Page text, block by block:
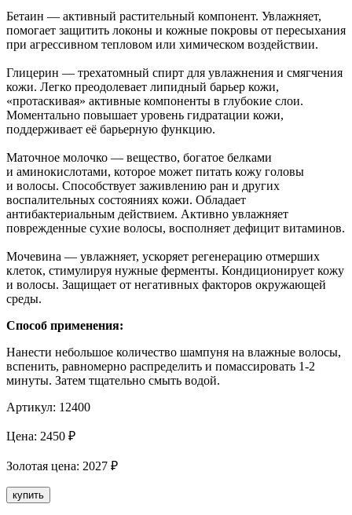
Бетаин — активный растительный компонент. Увлажняет,
помогает защитить локоны и кожные покровы от пересыхания
при агрессивном тепловом или химическом воздействии.
Глицерин — трехатомный спирт для увлажнения и смягчения
кожи. Легко преодолевает липидный барьер кожи,
«протаскивая» активные компоненты в глубокие слои.
Моментально повышает уровень гидратации кожи,
поддерживает её барьерную функцию.
Маточное молочко — вещество, богатое белками
и аминокислотами, которое может питать кожу головы
и волосы. Способствует заживлению ран и других
воспалительных состояниях кожи. Обладает
антибактериальным действием. Активно увлажняет
поврежденные сухие волосы, восполняет дефицит витаминов.
Мочевина — увлажняет, ускоряет регенерацию отмерших
клеток, стимулируя нужные ферменты. Кондиционирует кожу
и волосы. Защищает от негативных факторов окружающей
среды.
Способ применения:
Нанести небольшое количество шампуня на влажные волосы,
вспенить, равномерно распределить и помассировать 1-2
минуты. Затем тщательно смыть водой.
Артикул: 12400
Цена: 2450 ₽
Золотая цена: 2027 ₽
купить